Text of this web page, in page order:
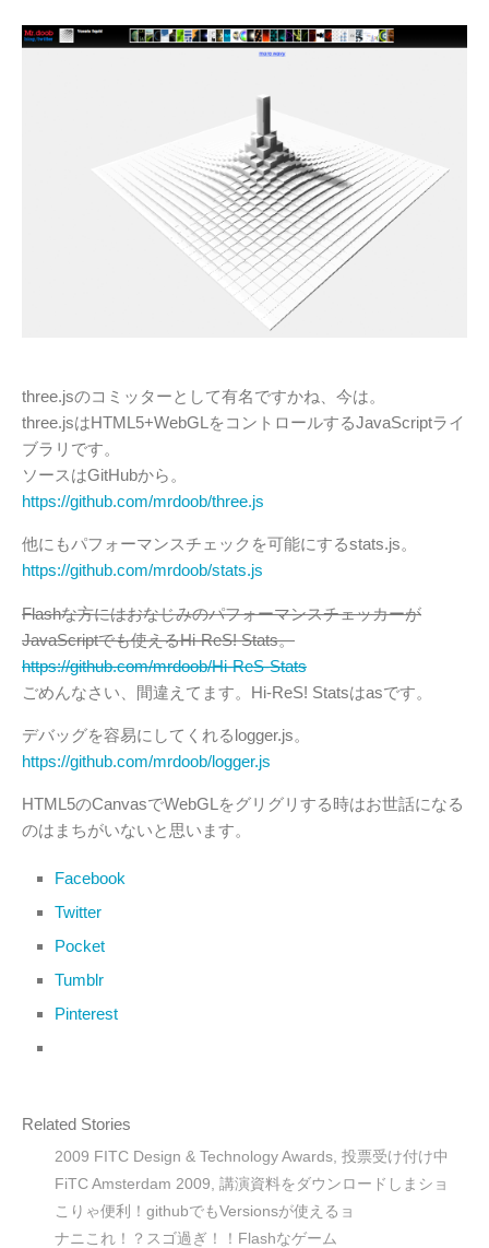
three.jsのコミッターとして有名ですかね、今は。
three.jsはHTML5+WebGLをコントロールするJavaScriptライ
ブラリです。
ソースはGitHubから。
https://github.com/mrdoob/three.js
他にもパフォーマンスチェックを可能にするstats.js。
https://github.com/mrdoob/stats.js
Flashな方にはおなじみのパフォーマンスチェッカーが
JavaScriptでも使えるHi-ReS! Stats。
https://github.com/mrdoob/Hi-ReS-Stats
ごめんなさい、間違えてます。Hi-ReS! Statsはasです。
デバッグを容易にしてくれるlogger.js。
https://github.com/mrdoob/logger.js
HTML5のCanvasでWebGLをグリグリする時はお世話になる
のはまちがいないと思います。
Facebook
Twitter
Pocket
Tumblr
Pinterest
Related Stories
2009 FITC Design & Technology Awards, 投票受け付け中
FiTC Amsterdam 2009, 講演資料をダウンロードしまショ
こりゃ便利！githubでもVersionsが使えるョ
ナニこれ！？スゴ過ぎ！！Flashなゲーム